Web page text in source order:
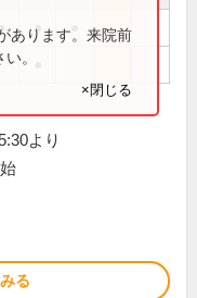
● ●
あります。来院前
。
×閉じる
より
る